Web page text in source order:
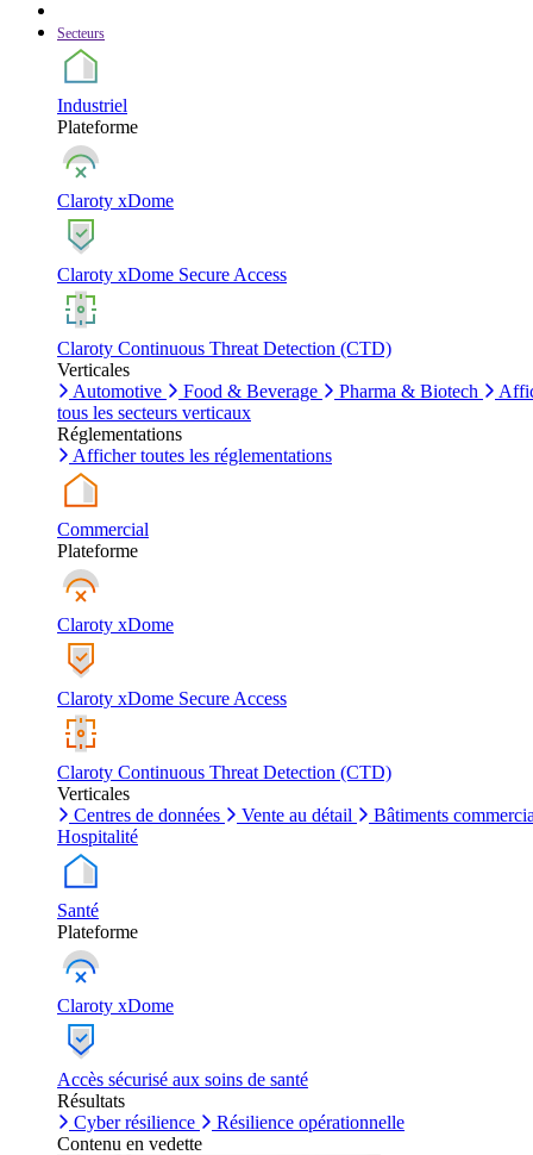
Secteurs
Industriel
Plateforme
Claroty xDome
Claroty xDome Secure Access
Claroty Continuous Threat Detection (CTD)
Verticales
Automotive
Food & Beverage Pharma & Biotech
tous les secteurs verticaux
Réglementations
Afficher toutes les réglementations
Commercial
Plateforme
Claroty xDome
Claroty xDome Secure Access
Claroty Continuous Threat Detection (CTD)
Verticales
Centres de données
Vente au détail
Bâtiments
Hospitalité
Santé
Plateforme
Claroty xDome
Accès sécurisé aux soins de santé
Résultats
Cyber résilience
Résilience opérationnelle
Contenu en vedette